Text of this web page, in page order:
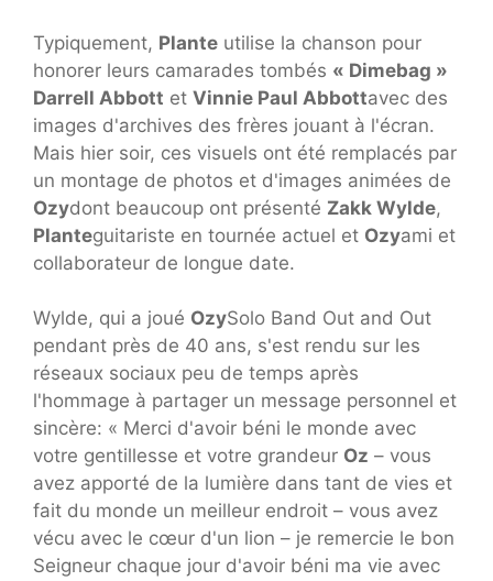
Typiquement, Plante utilise la chanson pour
honorer leurs camarades tombés « Dimebag »
Darrell Abbott et Vinnie Paul Abbottavec des
images d'archives des frères jouant à l'écran.
Mais hier soir, ces visuels ont été remplacés par
un montage de photos et d'images animées de
Ozydont beaucoup ont présenté Zakk Wylde,
Planteguitariste en tournée actuel et Ozyami et
collaborateur de longue date.
Wylde, qui a joué OzySolo Band Out and Out
pendant près de 40 ans, s'est rendu sur les
réseaux sociaux peu de temps après
l'hommage à partager un message personnel et
sincère: « Merci d'avoir béni le monde avec
votre gentillesse et votre grandeur Oz – vous
avez apporté de la lumière dans tant de vies et
fait du monde un meilleur endroit – vous avez
vécu avec le cœur d'un lion – je remercie le bon
Seigneur chaque jour d'avoir béni ma vie avec